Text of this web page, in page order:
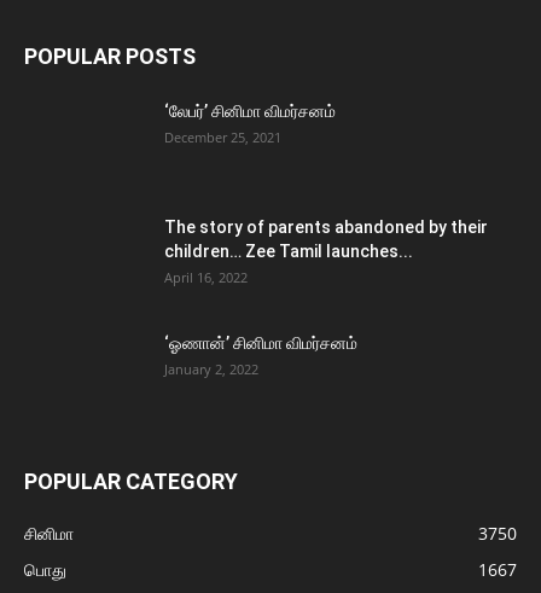
POPULAR POSTS
‘லேபர்’ சினிமா விமர்சனம்
December 25, 2021
The story of parents abandoned by their
children… Zee Tamil launches...
April 16, 2022
‘ஓணான்’ சினிமா விமர்சனம்
January 2, 2022
POPULAR CATEGORY
சினிமா
3750
பொது
1667